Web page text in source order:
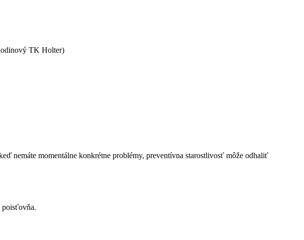
TK Holter)
nemáte momentálne konkrétne problémy, preventívna starostlivosť môže odhaliť
poisťovňa.